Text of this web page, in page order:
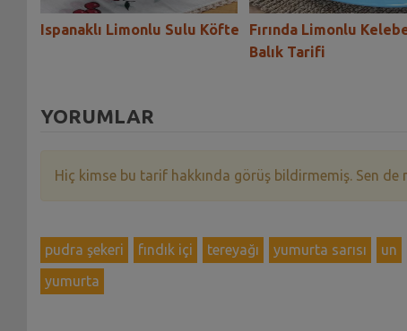
Ispanaklı Limonlu Sulu Köfte
Fırında Limonlu
Balık Tarifi
YORUMLAR
Hiç kimse bu tarif hakkında görüş bildirmemiş. Sen
pudra şekeri fındık içi tereyağı yumurta sarısı un
yumurta